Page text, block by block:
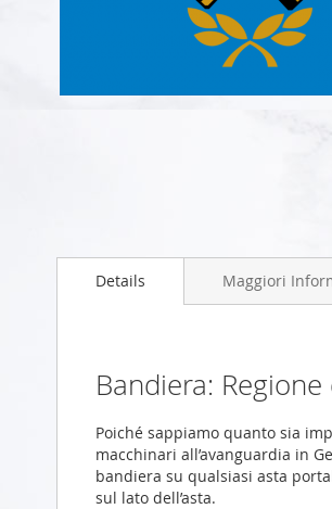
all'inizio
Details
Bandiera:
Poiché sappiamo quanto sia
macchinari all’avanguardia in
bandiera su qualsiasi asta
sul lato dell’asta.
Maggiori